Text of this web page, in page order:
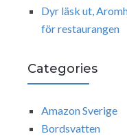
Dyr läsk ut,
för restaurangen
Categories
Amazon Sverige
Bordsvatten